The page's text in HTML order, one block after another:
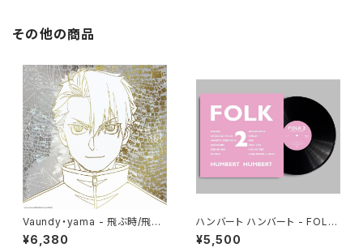
その他の商品
Vaundy・yama - 飛ぶ時/飛ぼ
うよ(12")
¥6,380
ハンバート ハンバート - FOLK
2(LP)
¥5,500